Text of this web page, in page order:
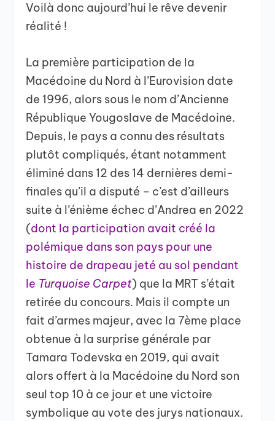
Voilà donc aujourd’hui le rêve devenir
réalité !
La première participation de la
Macédoine du Nord à l’Eurovision date
de 1996, alors sous le nom d’Ancienne
République Yougoslave de Macédoine.
Depuis, le pays a connu des résultats
plutôt compliqués, étant notamment
éliminé dans 12 des 14 dernières demi-
finales qu’il a disputé – c’est d’ailleurs
suite à l’énième échec d’Andrea en 2022
(dont la participation avait créé la
polémique dans son pays pour une
histoire de drapeau jeté au sol pendant
le Turquoise Carpet) que la MRT s’était
retirée du concours. Mais il compte un
fait d’armes majeur, avec la 7ème place
obtenue à la surprise générale par
Tamara Todevska en 2019, qui avait
alors offert à la Macédoine du Nord son
seul top 10 à ce jour et une victoire
symbolique au vote des jurys nationaux.